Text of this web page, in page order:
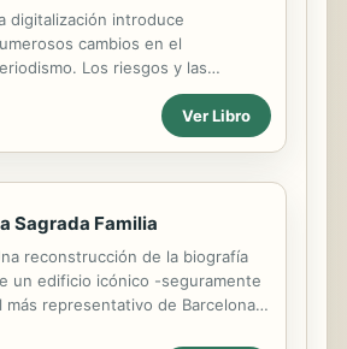
digitalización introduce
cambios en el
Los riesgos y las
oportunidades que supone fueron
abordados en el XI Congreso de
Comunicación Local (ComLoc 2011)
obra estructurada
de cuatro ejes temáticos:
cambios en los modelos de
de la prensa local; las
y tensiones en los
locales ante el cambio
Ver Libro
Sagrada Familia
reconstrucción de la biografía
un edificio icónico -seguramente
más representativo de Barcelona-